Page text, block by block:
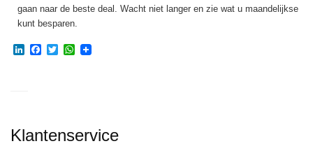
gaan naar de beste deal. Wacht niet langer en zie wat u maandelijkse
kunt besparen.
LinkedIn
Facebook
TwitterWhatsApp
Klantenservice